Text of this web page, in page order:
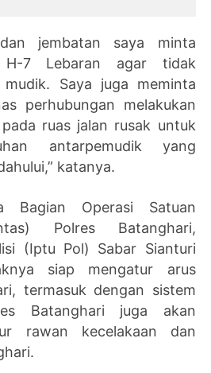
jembatan saya minta
H-7 Lebaran agar tidak
Saya juga meminta
perhubungan melakukan
ruas jalan rusak untuk
antarpemudik yang
katanya.
Bagian Operasi Satuan
Polres Batanghari,
(Iptu Pol) Sabar Sianturi
siap mengatur arus
termasuk dengan sistem
Batanghari juga akan
rawan kecelakaan dan